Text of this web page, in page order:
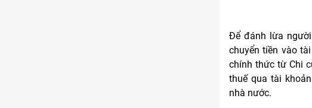
Để đánh lừa
chuyển tiền vào
chính thức từ Chi
thuế qua tài
nhà nước.